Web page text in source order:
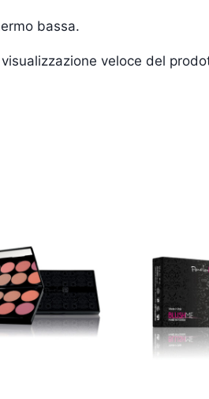
bassa.
veloce del